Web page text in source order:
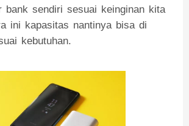
bank sendiri sesuai keinginan kita
ini kapasitas nantinya bisa di
kebutuhan.